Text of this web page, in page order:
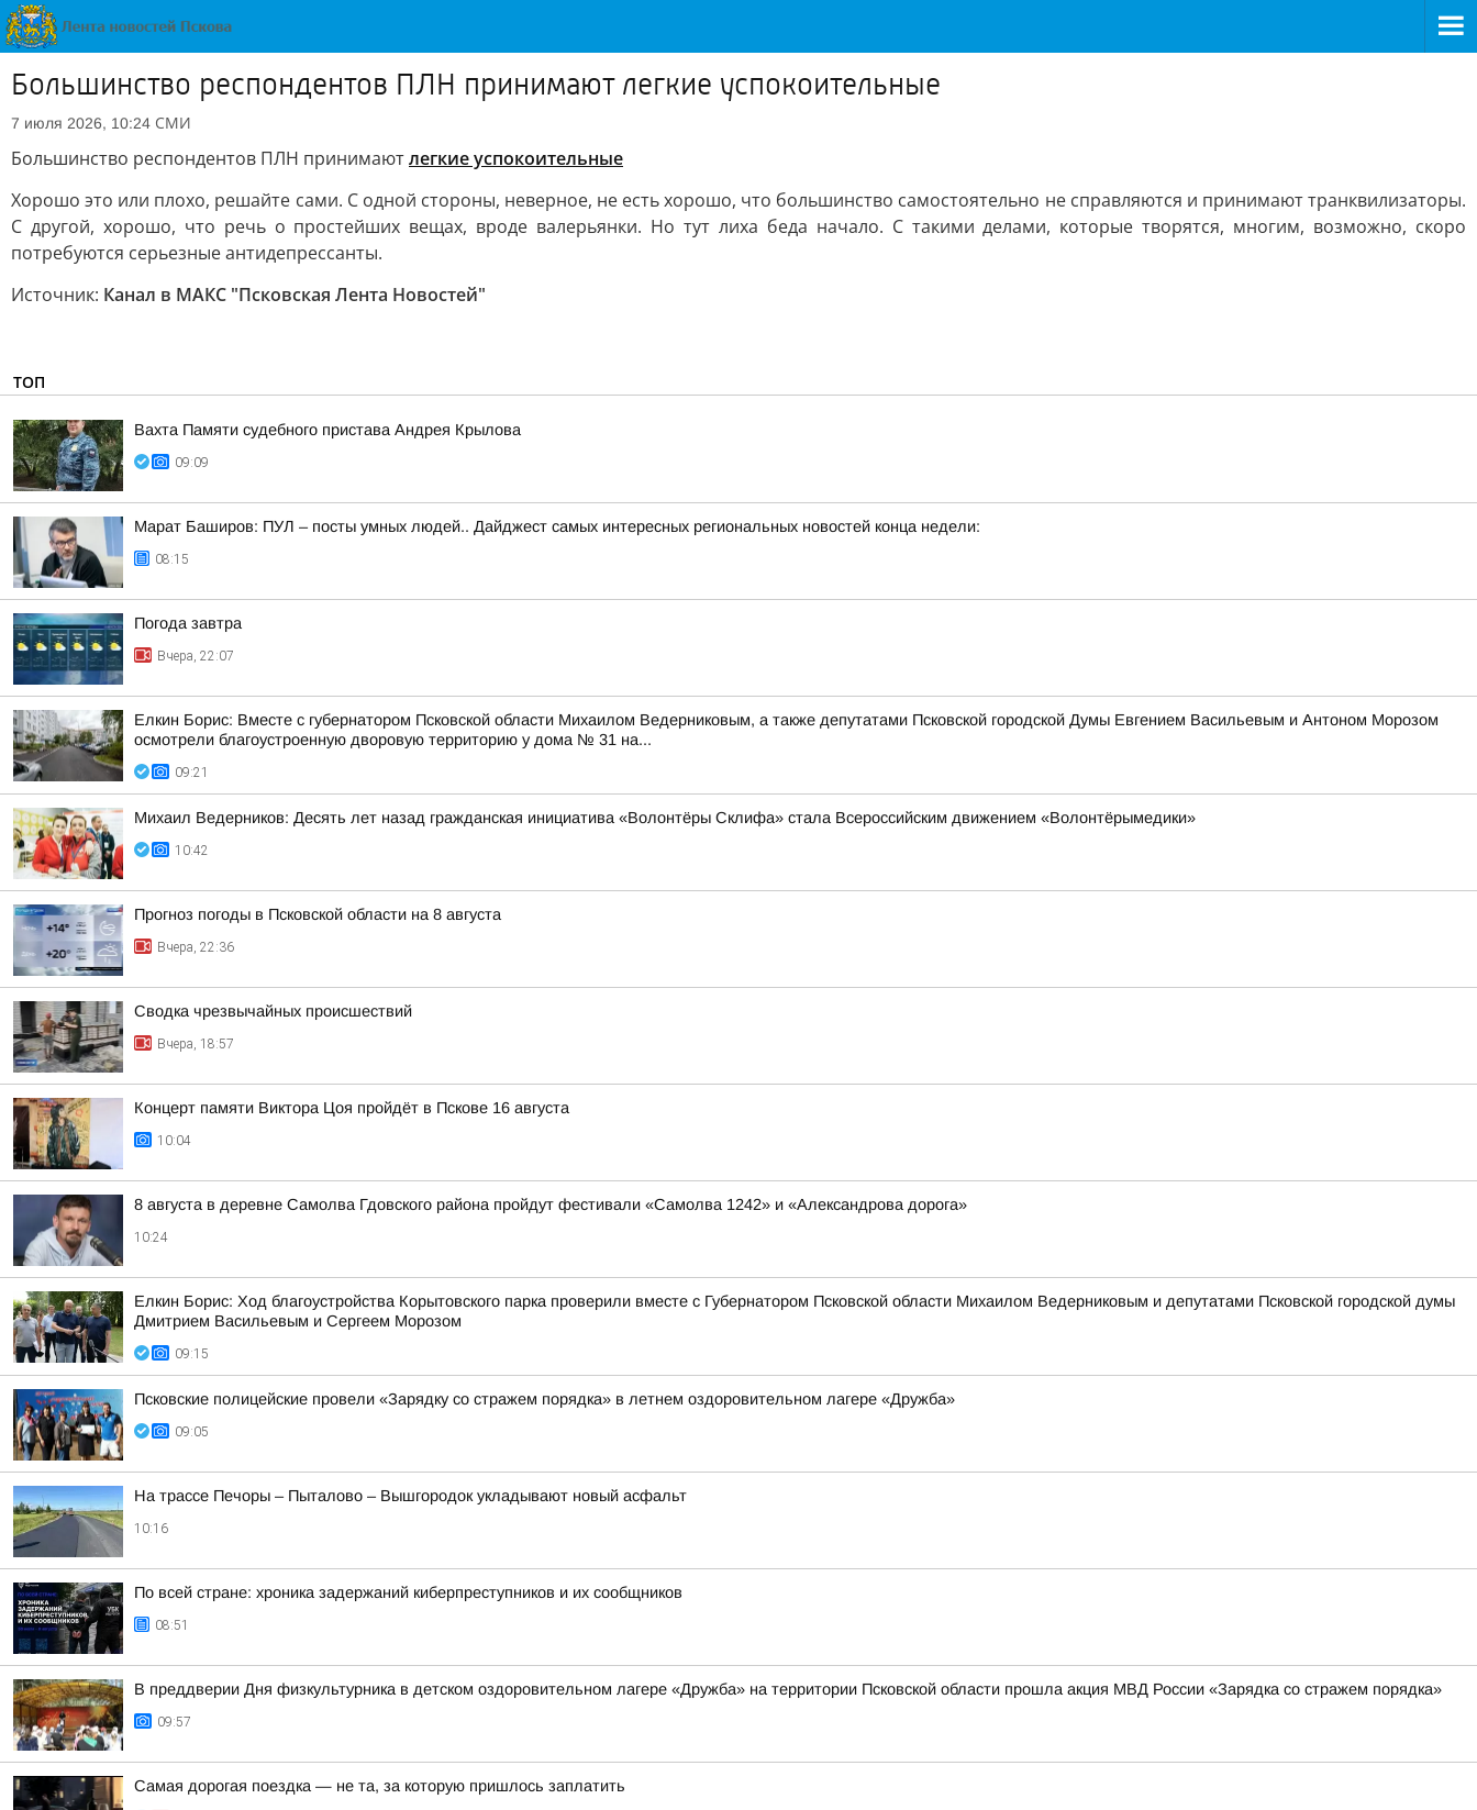
Большинство респондентов ПЛН принимают легкие успокоительные
7 июля 2026, 10:24 СМИ
Большинство респондентов ПЛН принимаютлегкие успокоительные
Хорошо это или плохо, решайте сами. С одной стороны, неверное, не есть хорошо, что большинство самостоятельно не справляются и принимают транквилизаторы.
С другой, хорошо, что речь о простейших вещах, вроде валерьянки. Но тут лиха беда начало. С такими делами, которые творятся, многим, возможно, скоро
потребуются серьезные антидепрессанты.
Источник: Канал в МАКС "Псковская Лента Новостей"
ТОП
Вахта Памяти судебного пристава Андрея Крылова
09:09
Марат Баширов: ПУЛ – посты умных людей.. Дайджест самых интересных региональных новостей конца недели:
08:15
Погода завтра
Вчера, 22:07
Елкин Борис: Вместе с губернатором Псковской области Михаилом Ведерниковым, а также депутатами Псковской городской Думы Евгением Васильевым и Антоном Морозом
осмотрели благоустроенную дворовую территорию у дома № 31 на...
09:21
Михаил Ведерников: Десять лет назад гражданская инициатива «Волонтёры Склифа» стала Всероссийским движением «Волонтёрымедики»
10:42
Прогноз погоды в Псковской области на 8 августа
Вчера, 22:36
Сводка чрезвычайных происшествий
Вчера, 18:57
Концерт памяти Виктора Цоя пройдёт в Пскове 16 августа
10:04
8 августа в деревне Самолва Гдовского района пройдут фестивали «Самолва 1242» и «Александрова дорога»
10:24
Елкин Борис: Ход благоустройства Корытовского парка проверили вместе с Губернатором Псковской области Михаилом Ведерниковым и депутатами Псковской городской думы
Дмитрием Васильевым и Сергеем Морозом
09:15
Псковские полицейские провели «Зарядку со стражем порядка» в летнем оздоровительном лагере «Дружба»
09:05
На трассе Печоры – Пыталово – Вышгородок укладывают новый асфальт
10:16
По всей стране: хроника задержаний киберпреступников и их сообщников
08:51
В преддверии Дня физкультурника в детском оздоровительном лагере «Дружба» на территории Псковской области прошла акция МВД России «Зарядка со стражем порядка»
09:57
Самая дорогая поездка — не та, за которую пришлось заплатить